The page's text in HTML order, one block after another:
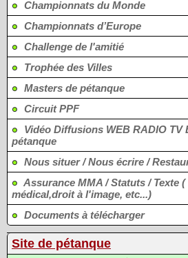
Championnats du Monde
Championnats d’Europe
Challenge de l'amitié
Trophée des Villes
Masters de pétanque
Circuit PPF
Vidéo Diffusions WEB RADIO
pétanque
Nous situer / Nous écrire /
Assurance MMA / Statuts / Texte
médical,droit à l'image, etc...)
Documents à télécharger
Site de pétanque